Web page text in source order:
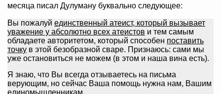
месяца писал Дулуману буквально следующее:
Вы пожалуй единственный атеист, который вызывает
уважение у абсолютно всех атеистов и тем самым
обладаете авторитетом, который способен поставить
точку в этой безобразной сваре. Признаюсь: сами мы
уже остановиться не можем (в этом и наша вина есть).
Я знаю, что Вы всегда отзываетесь на письма
верующим, но сейчас Ваша помощь нужна нам, Вашим